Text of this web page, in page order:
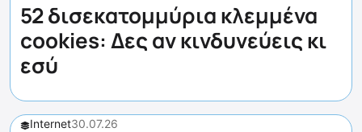
52 δισεκατομμύρια κλεμμένα
cookies: Δες αν κινδυνεύεις κι
εσύ
Internet30.07.26